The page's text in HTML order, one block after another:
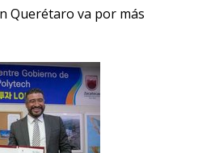
Querétaro va por más